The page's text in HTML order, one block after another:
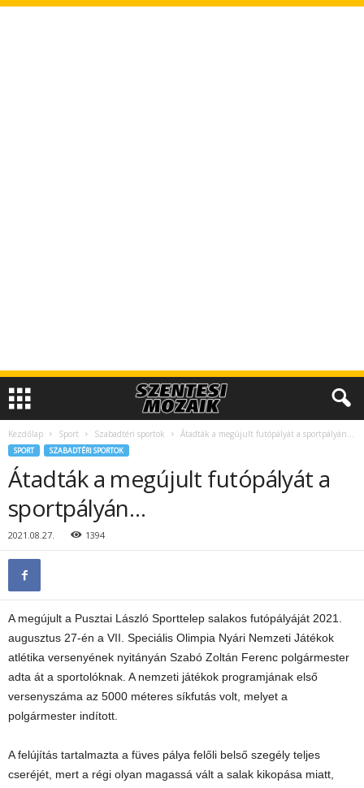
Kezdőlap Sport Szabadtéri sportok Átadták a megújult futópályát a sportpályán…
SPORT SZABADTÉRI SPORTOK
Átadták a megújult futópályát a
sportpályán…
2021.08.27. 1394
A megújult a Pusztai László Sporttelep salakos futópályáját 2021.
augusztus 27-én a VII. Speciális Olimpia Nyári Nemzeti Játékok
atlétika versenyének nyitányán Szabó Zoltán Ferenc polgármester
adta át a sportolóknak. A nemzeti játékok programjának első
versenyszáma az 5000 méteres síkfutás volt, melyet a
polgármester indított.
A felújítás tartalmazta a füves pálya felőli belső szegély teljes
cseréjét, mert a régi olyan magassá vált a salak kikopása miatt,